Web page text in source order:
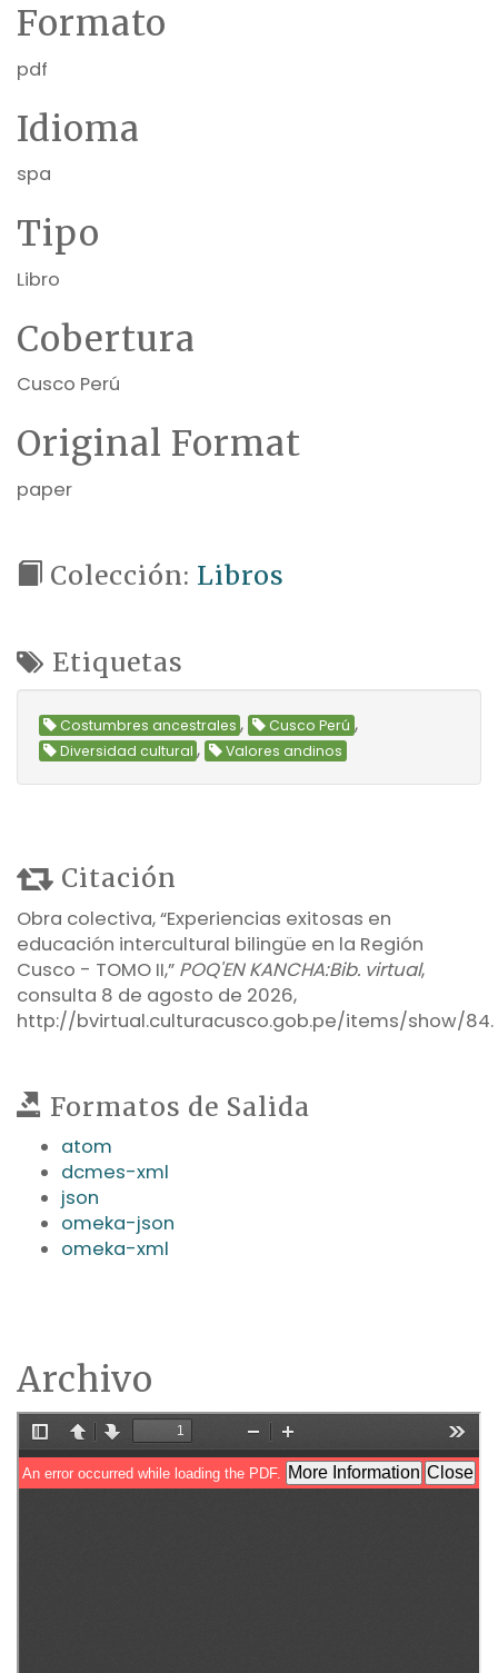
Formato
pdf
Idioma
spa
Tipo
Libro
Cobertura
Cusco Perú
Original Format
paper
Colección: Libros
Etiquetas
Costumbres ancestrales , Cusco Perú ,
Diversidad cultural , Valores andinos
Citación
Obra colectiva, “Experiencias exitosas en
educación intercultural bilingüe en la Región
Cusco - TOMO II,” POQ'EN KANCHA:Bib. virtual,
consulta 8 de agosto de 2026,
http://bvirtual.culturacusco.gob.pe/items/show/84.
Formatos de Salida
atom
dcmes-xml
json
omeka-json
omeka-xml
Archivo